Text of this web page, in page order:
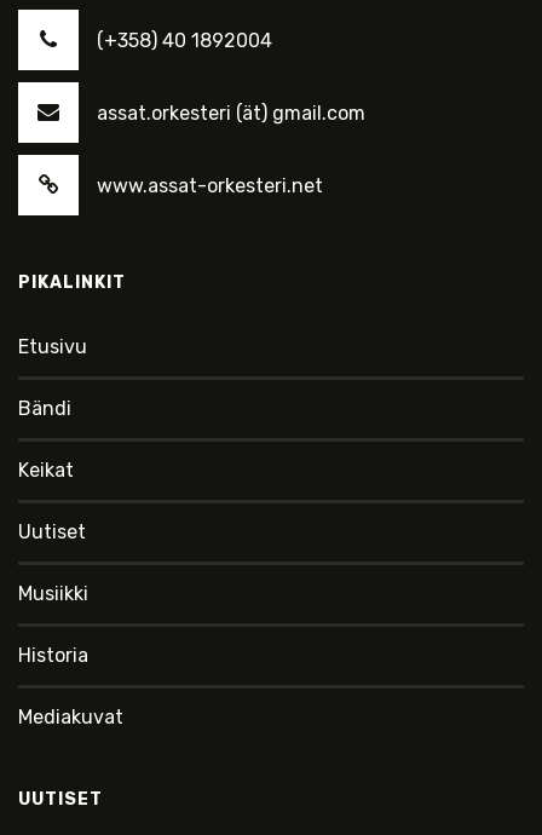
(+358) 40 1892004
assat.orkesteri (ät) gmail.com
www.assat-orkesteri.net
PIKALINKIT
Etusivu
Bändi
Keikat
Uutiset
Musiikki
Historia
Mediakuvat
UUTISET